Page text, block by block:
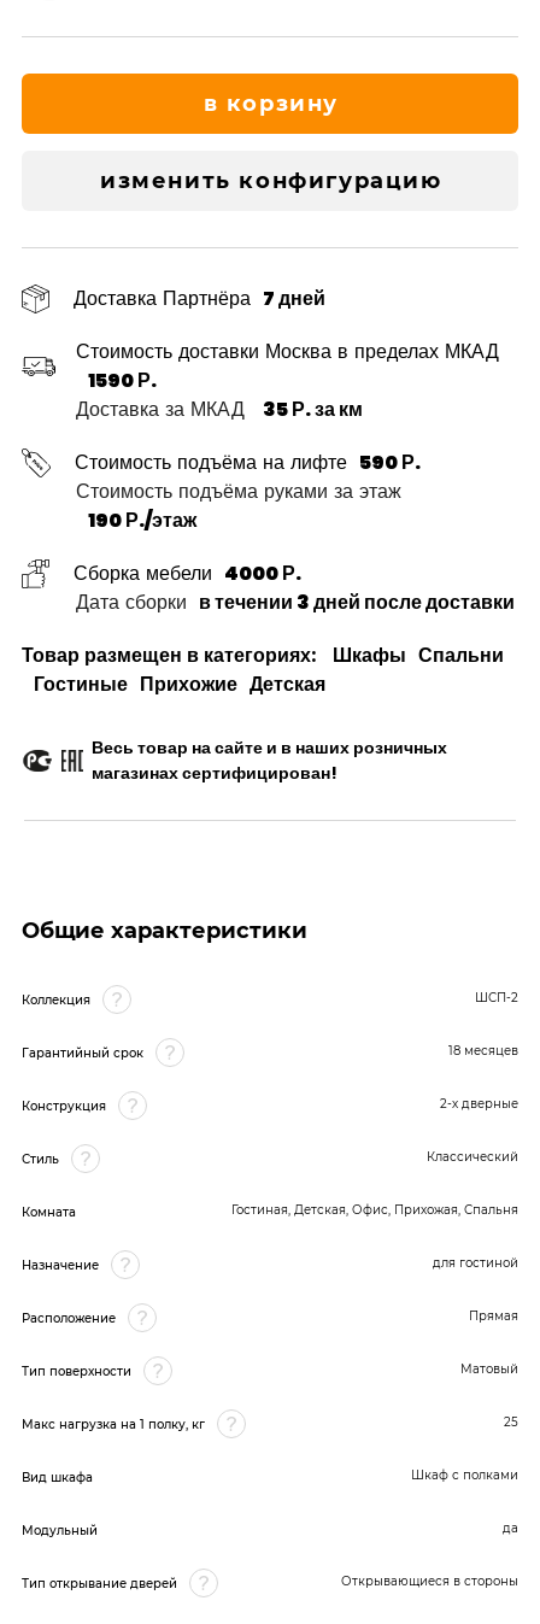
в корзину
изменить конфигурацию
Доставка Партнёра 7 дней
Стоимость доставки Москва в пределах МКАД
1590 Р.
Доставка за МКАД
35 Р. за км
Стоимость подъёма на лифте 590 Р.
Стоимость подъёма руками за этаж
190 Р./этаж
Сборка мебели 4000 Р.
Дата сборки в течении 3 дней после доставки
Товар размещен в категориях:
Шкафы Спальни
Гостиные Прихожие Детская
Весь товар на сайте и в наших розничных
магазинах сертифицирован!
Общие характеристики
Коллекция ШСП-2
Гарантийный срок 18 месяцев
Конструкция 2-х дверные
Стиль Классический
Комната Гостиная, Детская, Офис, Прихожая, Спальня
Назначение для гостиной
Расположение Прямая
Тип поверхности Матовый
Макс нагрузка на 1 полку, кг 25
Вид шкафа Шкаф с полками
Модульный да
Тип открывание дверей Открывающиеся в стороны